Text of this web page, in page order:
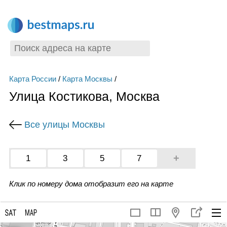
Карта России/ Карта Москвы /
Улица Костикова, Москва
Все улицы Москвы
1 3 5 7 +
Клик по номеру дома отобразит его на карте